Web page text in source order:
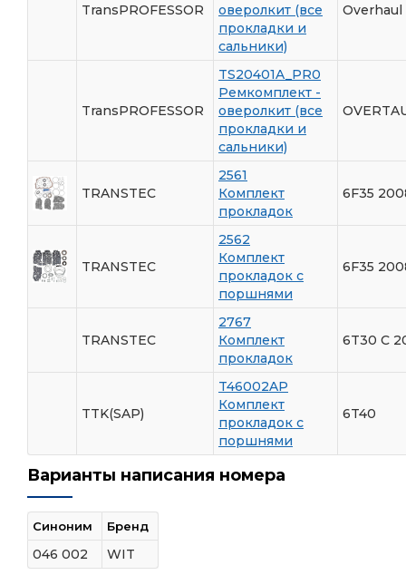
TransPROFESSOR
оверолкит (все
прокладки и
сальники)
Overhaul
TransPROFESSOR
TS20401A_PR0
Ремкомплект -
оверолкит (все
прокладки и
сальники)
TRANSTEC
2561
Комплект
прокладок
6F35
TRANSTEC
2562
Комплект
прокладок с
поршнями
6F35
TRANSTEC
2767
Комплект
прокладок
6T30 С
TTK(SAP)
T46002AP
Комплект
прокладок с
поршнями
6T40
Варианты написания номера
Синоним Бренд
046 002 WIT